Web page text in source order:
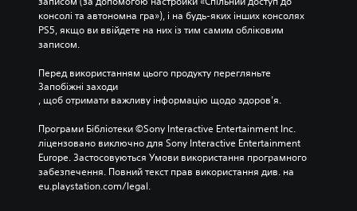
консолі та автономна гра»), і на будь-яких інших консолях
PS5, якщо ви ввійдете на них із тим самим обліковим
записом.
Перед використанням цього продукту перегляньте
Запобіжні заходи
, щоб отримати важливу інформацію щодо здоров’я.
Програми Бібліотеки ©Sony Interactive Entertainment Inc.
ліцензовано виключно для Sony Interactive Entertainment
Europe. Застосовуються Умови використання програмного
забезпечення. Повний текст прав використання див. на
eu.playstation.com/legal.